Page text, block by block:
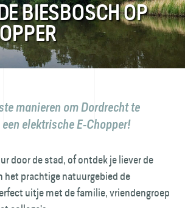
BIESBOSCH OP
manieren om Dordrecht te
elektrische E-Chopper!
door de stad, of ontdek je liever de
het prachtige natuurgebied de
uitje met de familie, vriendengroep